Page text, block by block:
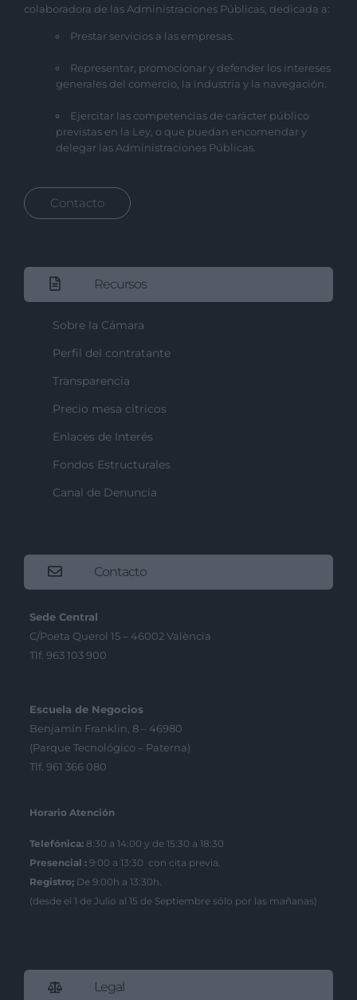
colaboradora de las Administraciones Públicas, dedicada a:
Prestar servicios a las empresas.
Representar, promocionar y defender los intereses
generales del comercio, la industria y la navegación.
Ejercitar las competencias de carácter público
previstas en la Ley, o que puedan encomendar y
delegar las Administraciones Públicas.
Contacto
Recursos
Sobre la Cámara
Perfil del contratante
Transparencia
Precio mesa citricos
Enlaces de Interés
Fondos Estructurales
Canal de Denuncia
Contacto
Sede Central
C/Poeta Querol 15 – 46002 València
Tlf. 963 103 900
Escuela de Negocios
Benjamín Franklin, 8 – 46980
(Parque Tecnológico – Paterna)
Tlf. 961 366 080
Horario Atención
Telefónica: 8:30 a 14:00 y de 15:30 a 18:30
Presencial : 9:00 a 13:30 con cita previa.
Registro; De 9:00h a 13:30h.
(desde el 1 de Julio al 15 de Septiembre sólo por las mañanas)
Legal